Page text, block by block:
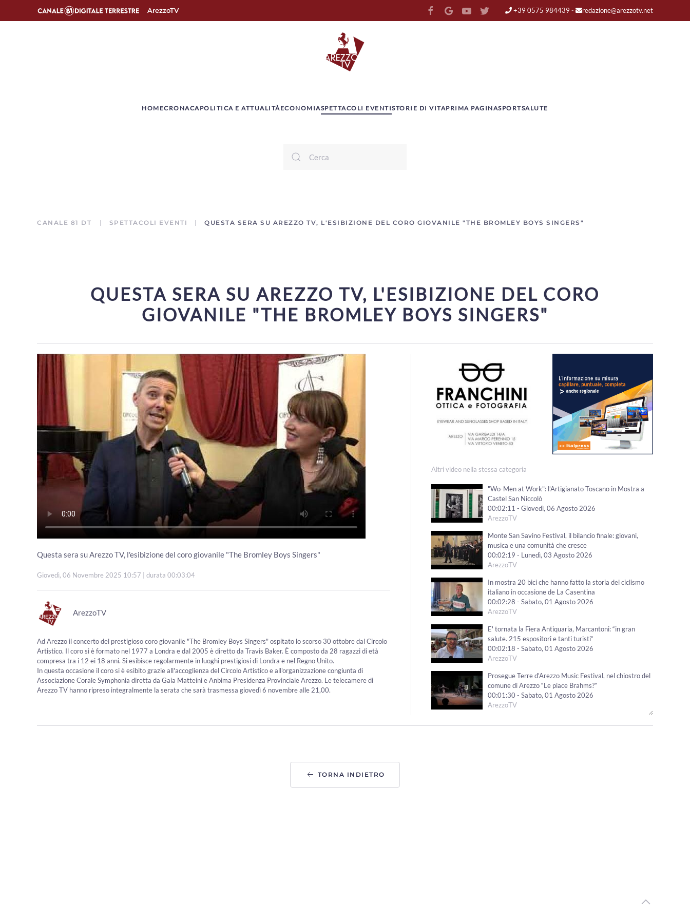
ArezzoTV +39 0575 984439 - redazione@arezzotv.net
­HOMECRONACAPOLITICA E ATTUALITÀECONOMIASPETTACOLI EVENTISTORIE DI VITAPRIMA PAGINASPORTSALUTE
CANALE 81 DT SPETTACOLI EVENTI QUESTA SERA SU AREZZO TV, L'ESIBIZIONE DEL CORO GIOVANILE "THE BROMLEY BOYS SINGERS"
QUESTA SERA SU AREZZO TV, L'ESIBIZIONE DEL CORO
GIOVANILE "THE BROMLEY BOYS SINGERS"
Questa sera su Arezzo TV, l'esibizione del coro giovanile "The Bromley Boys Singers"
Giovedì, 06 Novembre 2025 10:57 | durata 00:03:04
ArezzoTV
Ad Arezzo il concerto del prestigioso coro giovanile "The Bromley Boys Singers" ospitato lo scorso 30 ottobre dal Circolo
Artistico. Il coro si è formato nel 1977 a Londra e dal 2005 è diretto da Travis Baker. È composto da 28 ragazzi di età
compresa tra i 12 ei 18 anni. Si esibisce regolarmente in luoghi prestigiosi di Londra e nel Regno Unito.
In questa occasione il coro si è esibito grazie all'accoglienza del Circolo Artistico e all'organizzazione congiunta di
Associazione Corale Symphonia diretta da Gaia Matteini e Anbima Presidenza Provinciale Arezzo. Le telecamere di
Arezzo TV hanno ripreso integralmente la serata che sarà trasmessa giovedì 6 novembre alle 21,00.
Altri video nella stessa categoria
"Wo-Men at Work": l’Artigianato Toscano in Mostra a
Castel San Niccolò
00:02:11 - Giovedì, 06 Agosto 2026
ArezzoTV
Monte San Savino Festival, il bilancio finale: giovani,
musica e una comunità che cresce
00:02:19 - Lunedì, 03 Agosto 2026
ArezzoTV
In mostra 20 bici che hanno fatto la storia del ciclismo
italiano in occasione de La Casentina
00:02:28 - Sabato, 01 Agosto 2026
ArezzoTV
E' tornata la Fiera Antiquaria, Marcantoni: “in gran
salute. 215 espositori e tanti turisti”
00:02:18 - Sabato, 01 Agosto 2026
ArezzoTV
Prosegue Terre d'Arezzo Music Festival, nel chiostro del
comune di Arezzo “Le piace Brahms?”
00:01:30 - Sabato, 01 Agosto 2026
ArezzoTV
TORNA INDIETRO